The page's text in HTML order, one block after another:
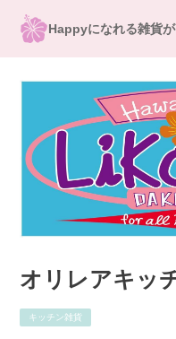
Happyになれる雑貨
オリレアキッ
キッチン雑貨